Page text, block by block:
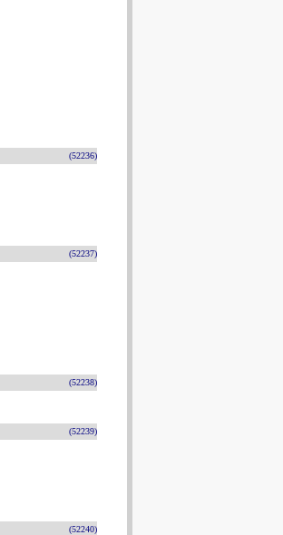
(52236)
(52237)
(52238)
(52239)
(52240)